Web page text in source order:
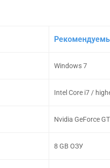
Windows 7
Intel Core i7 /
Nvidia GeForce
8 GB ОЗУ